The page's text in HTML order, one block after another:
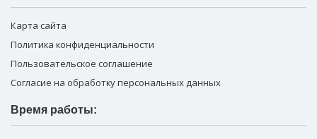
Карта сайта
Политика конфиденциальности
Пользовательское соглашение
Согласие на обработку персональных данных
Время работы: